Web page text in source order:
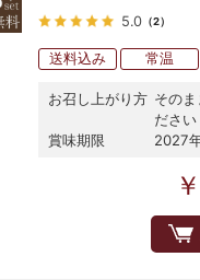
5.0 （2）
送料込み 常温
お召し上がり方 そのま
ださい
賞味期限
2027